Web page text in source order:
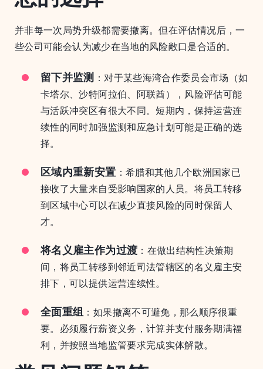
并非每一次局势升级都需要撤离。但在评估情况后，一
些公司可能会认为减少在当地的风险敞口是合适的。
留下并监测 ：对于某些海湾合作委员会市场（如
卡塔尔、沙特阿拉伯、阿联酋），风险评估可能
与活跃冲突区有很大不同。短期内，保持运营连
续性的同时加强监测和应急计划可能是正确的选
择。
区域内重新安置 ：希腊和其他几个欧洲国家已
接收了大量来自受影响国家的人员。将员工转移
到区域中心可以在减少直接风险的同时保留人
才。
将名义雇主作为过渡 ：在做出结构性决策期
间，将员工转移到邻近司法管辖区的名义雇主安
排下，可以提供运营连续性。
全面重组 ：如果撤离不可避免，那么顺序很重
要。必须履行薪资义务，计算并支付服务期满福
利，并按照当地监管要求完成实体解散。